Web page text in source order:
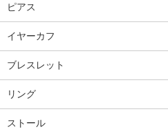
ピアス
イヤーカフ
ブレスレット
リング
ストール